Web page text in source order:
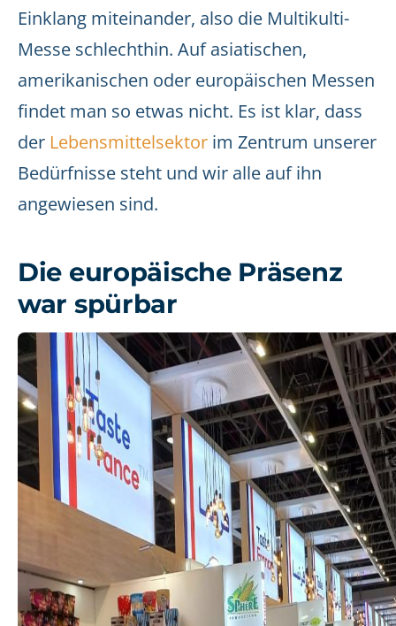
Einklang miteinander, also die Multikulti-
Messe schlechthin. Auf asiatischen,
amerikanischen oder europäischen Messen
findet man so etwas nicht. Es ist klar, dass
der Lebensmittelsektor im Zentrum unserer
Bedürfnisse steht und wir alle auf ihn
angewiesen sind.
Die europäische Präsenz
war spürbar